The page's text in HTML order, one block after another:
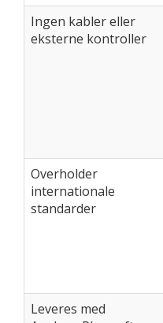
Ingen kabler eller
eksterne kontroller
Overholder
internationale
standarder
Leveres med